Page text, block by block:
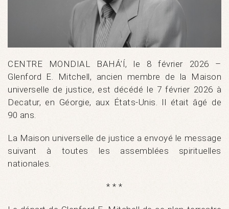
CENTRE MONDIAL BAHÁ’Í, le 8 février 2026 –
Glenford E. Mitchell, ancien membre de la Maison
universelle de justice, est décédé le 7 février 2026 à
Decatur, en Géorgie, aux États-Unis. Il était âgé de
90 ans.
La Maison universelle de justice a envoyé le message
suivant à toutes les assemblées spirituelles
nationales.
* * *